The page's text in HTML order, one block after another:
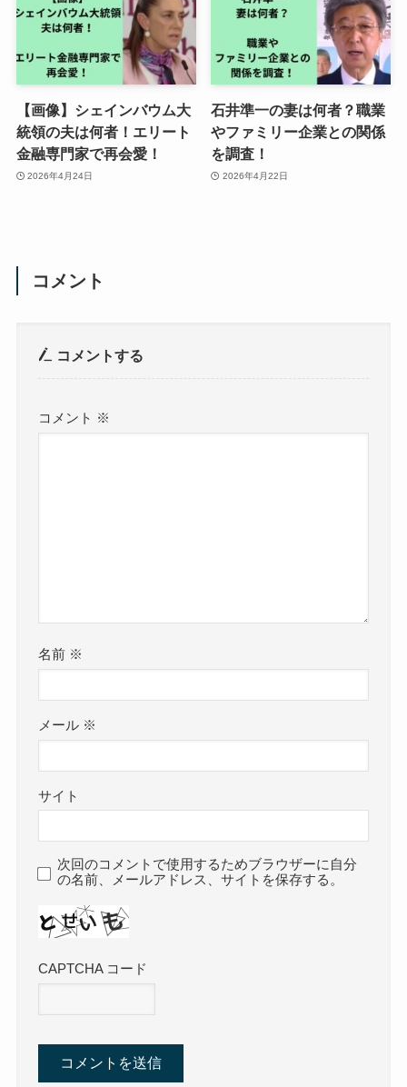
【画像】シェインバウム大
統領の夫は何者！エリート
金融専門家で再会愛！
2026年4月24日
石井準一の妻は何者？職業
やファミリー企業との関係
を調査！
2026年4月22日
コメント
コメントする
コメント ※
名前 ※
メール ※
サイト
次回のコメントで使用するためブラウザーに自分
の名前、メールアドレス、サイトを保存する。
CAPTCHA コード